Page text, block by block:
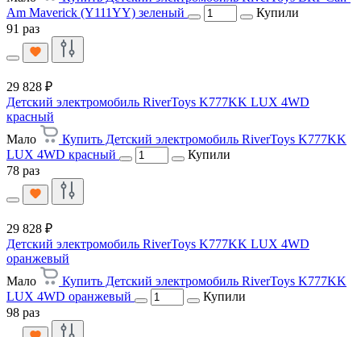
Am Maverick (Y111YY) зеленый
Купили
91 раз
29 828 ₽
Детский электромобиль RiverToys K777KK LUX 4WD
красный
Мало
Купить Детский электромобиль RiverToys K777KK
LUX 4WD красный
Купили
78 раз
29 828 ₽
Детский электромобиль RiverToys K777KK LUX 4WD
оранжевый
Мало
Купить Детский электромобиль RiverToys K777KK
LUX 4WD оранжевый
Купили
98 раз